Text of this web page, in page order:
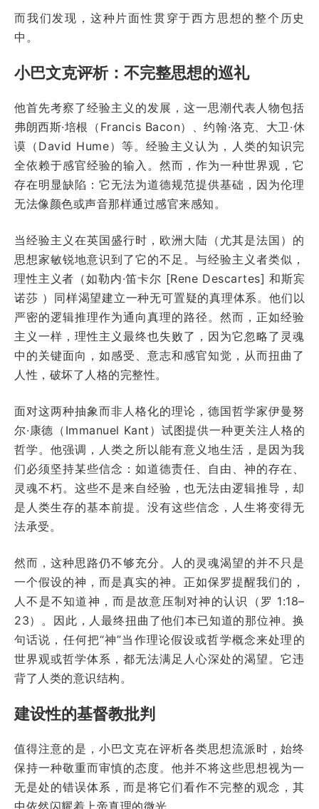
而我们发现，这种片面性贯穿于西方思想的整个历史
中。
小巴文克评析：不完整思想的巡礼
他首先考察了经验主义的发展，这一思潮代表人物包括
弗朗西斯·培根（Francis Bacon）、约翰·洛克、大卫·休
谟（David Hume）等。经验主义认为，人类的知识完
全依赖于感官经验的输入。然而，作为一种世界观，它
存在明显缺陷：它无法为道德规范提供基础，因为伦理
无法像颜色或声音那样通过感官来感知。
当经验主义在英国盛行时，欧洲大陆（尤其是法国）的
思想家敏锐地意识到了它的不足。与经验主义者类似，
理性主义者（如勒内·笛卡尔 [Rene Descartes] 和斯宾
诺莎 ）同样渴望建立一种无可置疑的真理体系。他们以
严密的逻辑推理作为通向真理的路径。然而，正如经验
主义一样，理性主义最终也失败了，因为它忽略了灵魂
中的关键面向，如感受、意志和感官知觉，从而扭曲了
人性，破坏了人格的完整性。
面对这两种抽象而非人格化的理论，德国哲学家伊曼努
尔·康德（Immanuel Kant）试图提供一种更关注人格的
哲学。他强调，人类之所以能有意义地生活，是因为我
们必须坚持某些信念：如道德责任、自由、神的存在、
灵魂不朽。这些不是来自经验，也无法由逻辑推导，却
是人类生存的基本前提。没有这些信念，人生将变得无
法承受。
然而，这种思路仍不够充分。人的灵魂渴望的并不只是
一个假设的神，而是真实的神。正如保罗提醒我们的，
人不是不知道神，而是故意压制对神的认识（罗 1:18–
23）。因此，人最终扭曲了他们本已知道的那位神。换
句话说，任何把“神”当作理论假设或哲学概念来处理的
世界观或哲学体系，都无法满足人心深处的渴望。它违
背了人类的意识结构。
建设性的基督教批判
值得注意的是，小巴文克在评析各类思想流派时，始终
保持一种敬重而审慎的态度。他并不将这些思想视为一
无是处的错误体系，而是将它们看作不完整的观念，其
中依然闪耀着上帝真理的微光。